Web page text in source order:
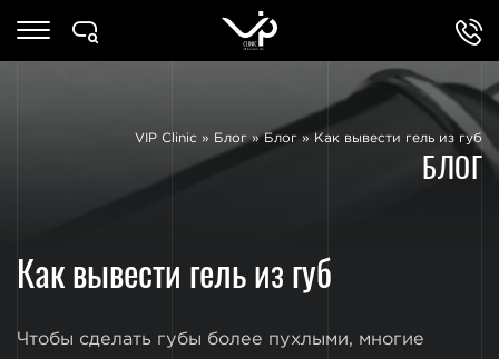
VIP Clinic » Блог »Блог » Как вывести гель из губ
БЛОГ
Как вывести гель из губ
Чтобы сделать губы более пухлыми, многие